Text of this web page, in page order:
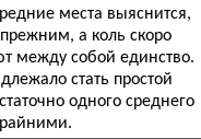
места выяснится,
а коль скоро
между собой единство.
стать простой
одного среднего